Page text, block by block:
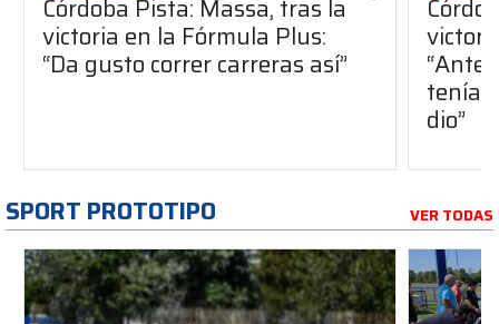
Córdoba Pista: Massa, tras la
victoria en la Fórmula Plus:
“Da gusto correr carreras así”
dio”
SPORT PROTOTIPO VER TODAS